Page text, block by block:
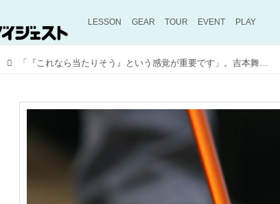
LESSON GEAR TOUR EVENT PLAY
「『これなら当たりそう』という感覚が重要です」。吉本舞プロが教える、超初心者が覚えたいティーアップの高さ